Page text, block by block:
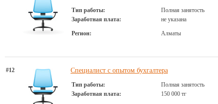
Тип работы:
Полная занятость
Заработная плата:
не указана
Регион: Алматы
#12 Специалист с опытом бухгалтера
Тип работы:
Полная занятость
Заработная плата:
150 000 тг